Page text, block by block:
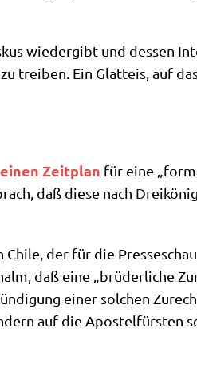
wie­der­gibt und des­sen
trei­ben. Ein Glatt­eis, auf
einen Zeit­plan für eine
daß die­se nach
der für die Pres­se­schau
daß eine „brü­der­li­che
einer sol­chen
auf die Apo­stel­für­sten